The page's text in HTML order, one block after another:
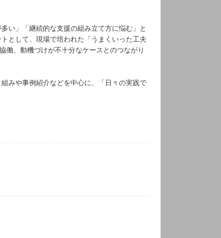
い」「継続的な支援の組み立て方に悩む」と
として、現場で培われた「うまくいった工夫
働、動機づけが不十分なケースとのつながり
みや事例紹介などを中心に、「日々の実践で